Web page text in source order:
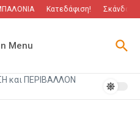
Κατεδάφιση! Σκάνδαλο
Menu
και ΠΕΡΙΒΑΛΛΟΝ